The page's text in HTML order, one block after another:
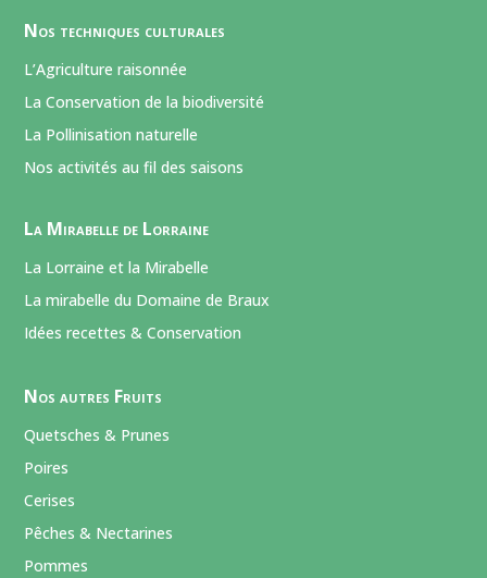
Nos techniques culturales
L’Agriculture raisonnée
La Conservation de la biodiversité
La Pollinisation naturelle
Nos activités au fil des saisons
La Mirabelle de Lorraine
La Lorraine et la Mirabelle
La mirabelle du Domaine de Braux
Idées recettes & Conservation
Nos autres Fruits
Quetsches & Prunes
Poires
Cerises
Pêches & Nectarines
Pommes